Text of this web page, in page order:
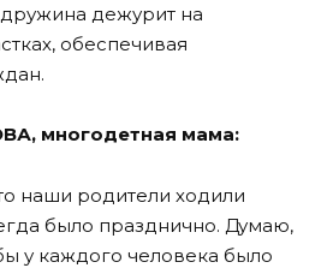
дежурит на
обеспечивая
многодетная мама:
наши родители ходили
было празднично. Думаю,
у каждого человека было